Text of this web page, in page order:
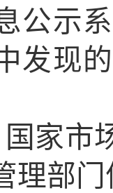
公示
发现
国家市
理部